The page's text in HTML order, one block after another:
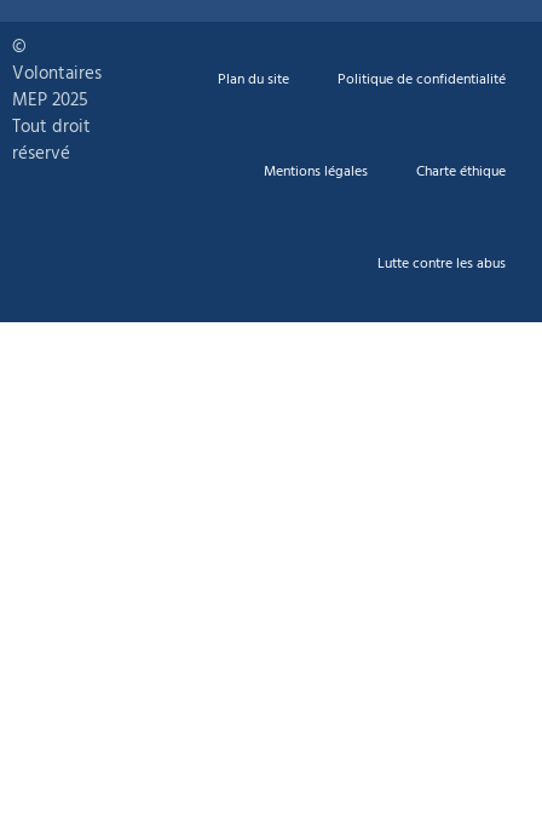
©
Volontaires
MEP 2025
Tout droit
réservé
Plan du site Politique de confidentialité
Mentions légales Charte éthique
Lutte contre les abus